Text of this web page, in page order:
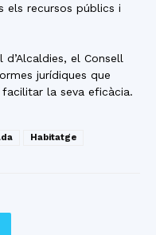
recursos públics i
el Consell
jurídiques que
la seva eficàcia.
Habitatge